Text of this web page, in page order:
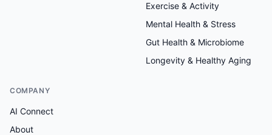
Exercise & Activity
Mental Health & Stress
Gut Health & Microbiome
Longevity & Healthy Aging
COMPANY
AI Connect
About